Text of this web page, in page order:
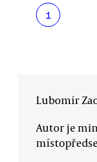
1
Lubomír
Autor je